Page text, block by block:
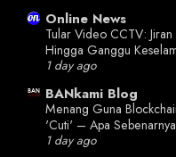
Online News
Tular Video CCTV:
Hingga Ganggu
1 day ago
BANkami Blog
Menang Guna
'Cuti' – Apa
1 day ago